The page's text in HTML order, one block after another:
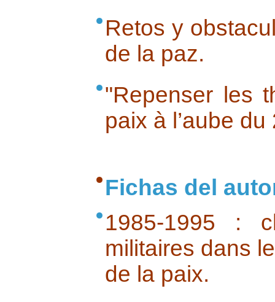
Retos y
de la paz.
"Repenser les
paix à l’aube
Fichas del
1985-1995 :
militaires dans
de la paix.